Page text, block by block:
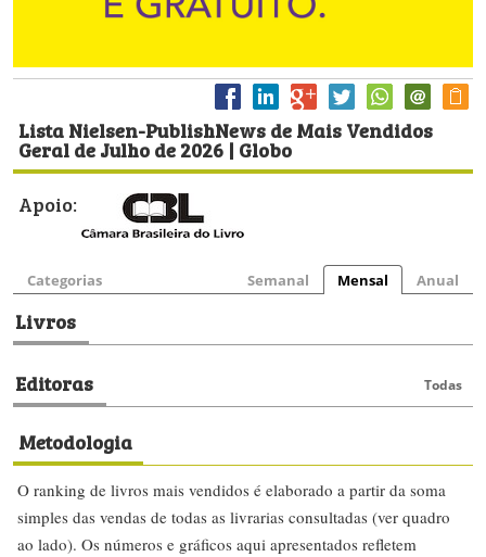
Lista Nielsen-PublishNews de Mais Vendidos
Geral de Julho de 2026 | Globo
Apoio:
Categorias Semanal Mensal Anual
Livros
Editoras Todas
Metodologia
O ranking de livros mais vendidos é elaborado a partir da soma
simples das vendas de todas as livrarias consultadas (ver quadro
ao lado). Os números e gráficos aqui apresentados refletem